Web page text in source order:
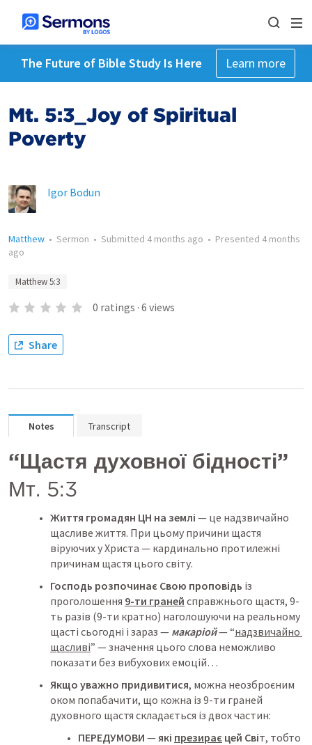
The Future of Bible Study Is Here Learn more
Mt. 5:3_Joy of Spiritual
Poverty
Igor Bodun
Matthew • Sermon • Submitted 4 months ago • Presented 4 months
ago
Matthew 5:3
0 ratings · 6 views
Share
Notes Transcript
“Щастя духовної бідності”
Мт. 5:3
Життя громадян ЦН на землі — це надзвичайно
щасливе життя. При цьому причини щастя
віруючих у Христа — кардинально протилежні
причинам щастя цього світу.
Господь розпочинає Свою проповідь із
проголошення 9-ти граней справжнього щастя, 9-
ть разів (9-ти кратно) наголошуючи на реальному
щасті сьогодні і зараз — макаріой — “надзвичайно
щасливі” — значення цього слова неможливо
показати без вибухових емоцій…
Якщо уважно придивитися, можна неозброєним
оком попабачити, що кожна із 9-ти граней
духовного щастя складається із двох частин:
ПЕРЕДУМОВИ — які презирає цей Світ, тобто